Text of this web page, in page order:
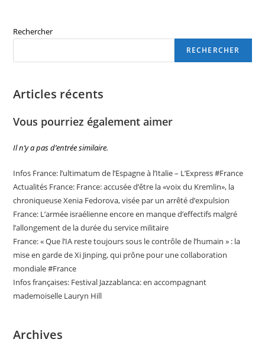
Rechercher
RECHERCHER
Articles récents
Vous pourriez également aimer
Il n’y a pas d’entrée similaire.
Infos France: l’ultimatum de l’Espagne à l’Italie – L’Express #France
Actualités France: France: accusée d’être la «voix du Kremlin», la
chroniqueuse Xenia Fedorova, visée par un arrêté d’expulsion
France: L’armée israélienne encore en manque d’effectifs malgré
l’allongement de la durée du service militaire
France: « Que l’IA reste toujours sous le contrôle de l’humain » : la
mise en garde de Xi Jinping, qui prône pour une collaboration
mondiale #France
Infos françaises: Festival Jazzablanca: en accompagnant
mademoiselle Lauryn Hill
Archives